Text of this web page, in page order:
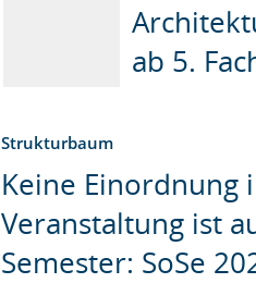
ab 5.
Strukturbaum
Keine Einordnung
Veranstaltung ist
Semester: SoSe